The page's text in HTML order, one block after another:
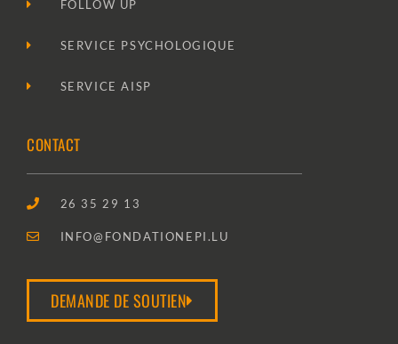
FOLLOW UP
SERVICE PSYCHOLOGIQUE
SERVICE AISP
CONTACT
26 35 29 13
INFO@FONDATIONEPI.LU
DEMANDE DE SOUTIEN